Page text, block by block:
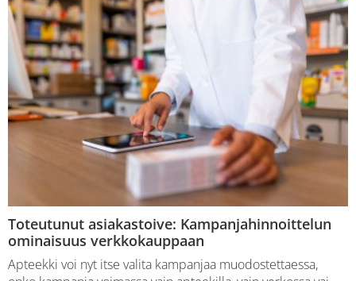
Toteutunut asiakastoive: Kampanjahinnoittelun
ominaisuus verkkokauppaan
Apteekki voi nyt itse valita kampanjaa muodostettaessa,